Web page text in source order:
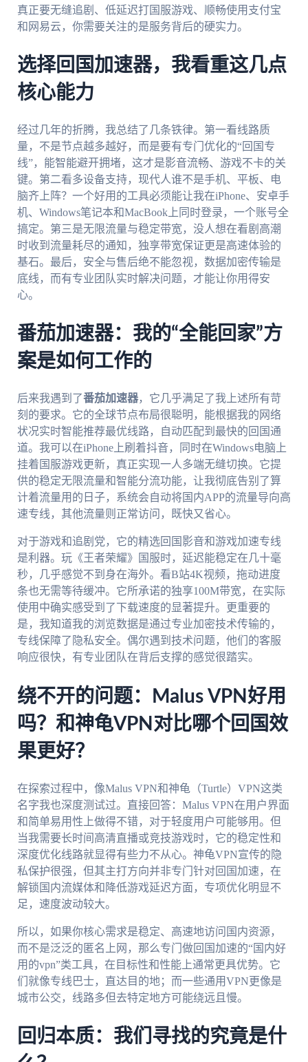
真正要无缝追剧、低延迟打国服游戏、顺畅使用支付宝
和网易云，你需要关注的是服务背后的硬实力。
选择回国加速器，我看重这几点
核心能力
经过几年的折腾，我总结了几条铁律。第一看线路质
量，不是节点越多越好，而是要有专门优化的“回国专
线”，能智能避开拥堵，这才是影音流畅、游戏不卡的关
键。第二看多设备支持，现代人谁不是手机、平板、电
脑齐上阵？一个好用的工具必须能让我在iPhone、安卓手
机、Windows笔记本和MacBook上同时登录，一个账号全
搞定。第三是无限流量与稳定带宽，没人想在看剧高潮
时收到流量耗尽的通知，独享带宽保证更是高速体验的
基石。最后，安全与售后绝不能忽视，数据加密传输是
底线，而有专业团队实时解决问题，才能让你用得安
心。
番茄加速器：我的“全能回家”方
案是如何工作的
后来我遇到了番茄加速器，它几乎满足了我上述所有苛
刻的要求。它的全球节点布局很聪明，能根据我的网络
状况实时智能推荐最优线路，自动匹配到最快的回国通
道。我可以在iPhone上刷着抖音，同时在Windows电脑上
挂着国服游戏更新，真正实现一人多端无缝切换。它提
供的稳定无限流量和智能分流功能，让我彻底告别了算
计着流量用的日子，系统会自动将国内APP的流量导向高
速专线，其他流量则正常访问，既快又省心。
对于游戏和追剧党，它的精选回国影音和游戏加速专线
是利器。玩《王者荣耀》国服时，延迟能稳定在几十毫
秒，几乎感觉不到身在海外。看B站4K视频，拖动进度
条也无需等待缓冲。它所承诺的独享100M带宽，在实际
使用中确实感受到了下载速度的显著提升。更重要的
是，我知道我的浏览数据是通过专业加密技术传输的，
专线保障了隐私安全。偶尔遇到技术问题，他们的客服
响应很快，有专业团队在背后支撑的感觉很踏实。
绕不开的问题：Malus VPN好用
吗？和神龟VPN对比哪个回国效
果更好？
在探索过程中，像Malus VPN和神龟（Turtle）VPN这类
名字我也深度测试过。直接回答：Malus VPN在用户界面
和简单易用性上做得不错，对于轻度用户可能够用。但
当我需要长时间高清直播或竞技游戏时，它的稳定性和
深度优化线路就显得有些力不从心。神龟VPN宣传的隐
私保护很强，但其主打方向并非专门针对回国加速，在
解锁国内流媒体和降低游戏延迟方面，专项优化明显不
足，速度波动较大。
所以，如果你核心需求是稳定、高速地访问国内资源，
而不是泛泛的匿名上网，那么专门做回国加速的“国内好
用的vpn”类工具，在目标性和性能上通常更具优势。它
们就像专线巴士，直达目的地；而一些通用VPN更像是
城市公交，线路多但去特定地方可能绕远且慢。
回归本质：我们寻找的究竟是什